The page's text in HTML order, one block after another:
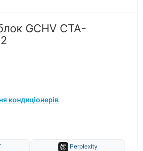
GCHV CTA-
кондиціонерів
Perplexity